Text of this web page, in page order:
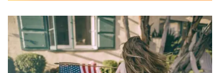
【6ヶ月】セクター別パフォーマンス
【年初来】セクター別パフォーマンス
【1年】セクター別パフォーマンス